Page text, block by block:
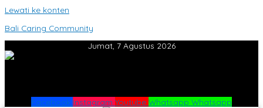
Lewati ke konten
Bali Caring Community
Jumat, 7 Agustus 2026
Facebook Instagram Youtube Whatsapp Whatsapp